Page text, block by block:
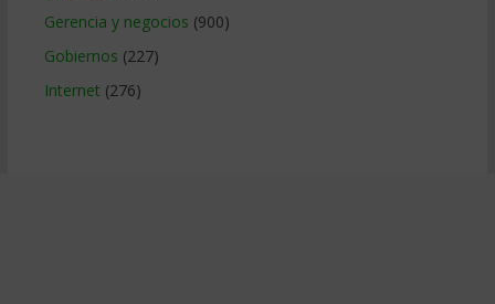
Gerencia y negocios (900)
Gobiernos (227)
Internet (276)